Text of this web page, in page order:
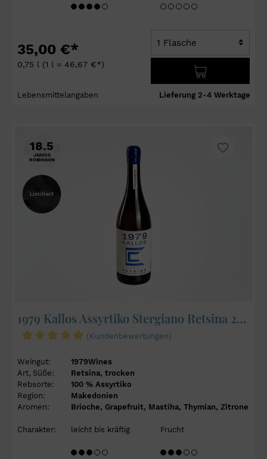
35,00 €*
0,75 l (1 l = 46,67 €*)
Lebensmittelangaben Lieferung 2-4 Werktage
18.5
JANCIS
ROBINSON
Limitiert
1979 Kallos Assyrtiko Stergiano Retsina 2022
(Kundenbewertungen)
Weingut:
1979Wines
Art, Süße:
Retsina, trocken
Rebsorte:
100 % Assyrtiko
Region:
Makedonien
Aromen:
Brioche, Grapefruit, Mastiha, Thymian, Zitrone
Charakter: leicht bis kräftig Frucht